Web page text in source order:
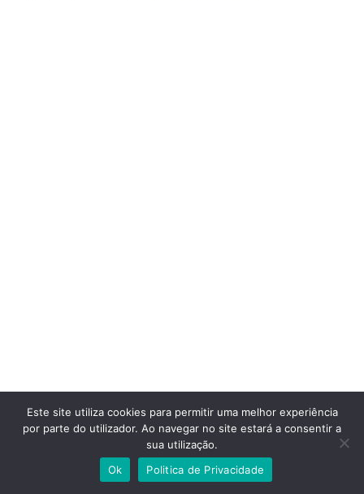
Este site utiliza cookies para permitir uma melhor experiência
por parte do utilizador. Ao navegar no site estará a consentir a
sua utilização.
Ok
Politica de Privacidade